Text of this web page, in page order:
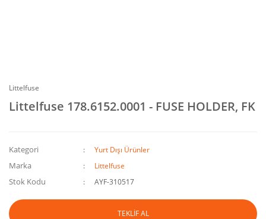
Littelfuse
Littelfuse 178.6152.0001 - FUSE HOLDER, FK
Kategori Yurt Dışı Ürünler
Marka Littelfuse
Stok Kodu AYF-310517
TEKLİF AL